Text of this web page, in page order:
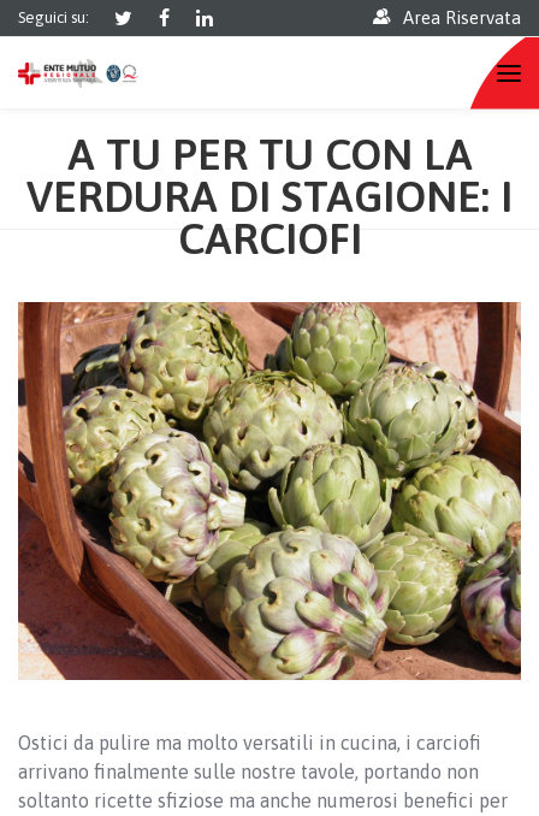
Seguici su: Area Riservata
A TU PER TU CON LA
VERDURA DI STAGIONE: I
CARCIOFI
Ostici da pulire ma molto versatili in cucina, i carciofi
arrivano finalmente sulle nostre tavole, portando non
soltanto ricette sfiziose ma anche numerosi benefici per